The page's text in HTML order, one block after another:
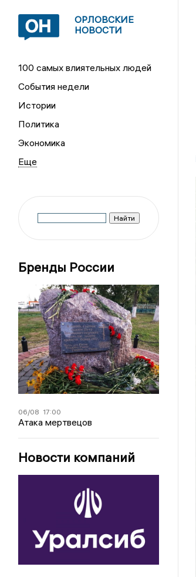
ОРЛОВСКИЕ
НОВОСТИ
100 самых влиятельных людей
События недели
Истории
Политика
Экономика
Бренды России
06/08 17:00
Атака мертвецов
Новости компаний